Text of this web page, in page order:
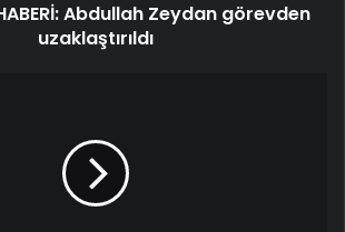
Abdullah Zeydan görevden
uzaklaştırıldı